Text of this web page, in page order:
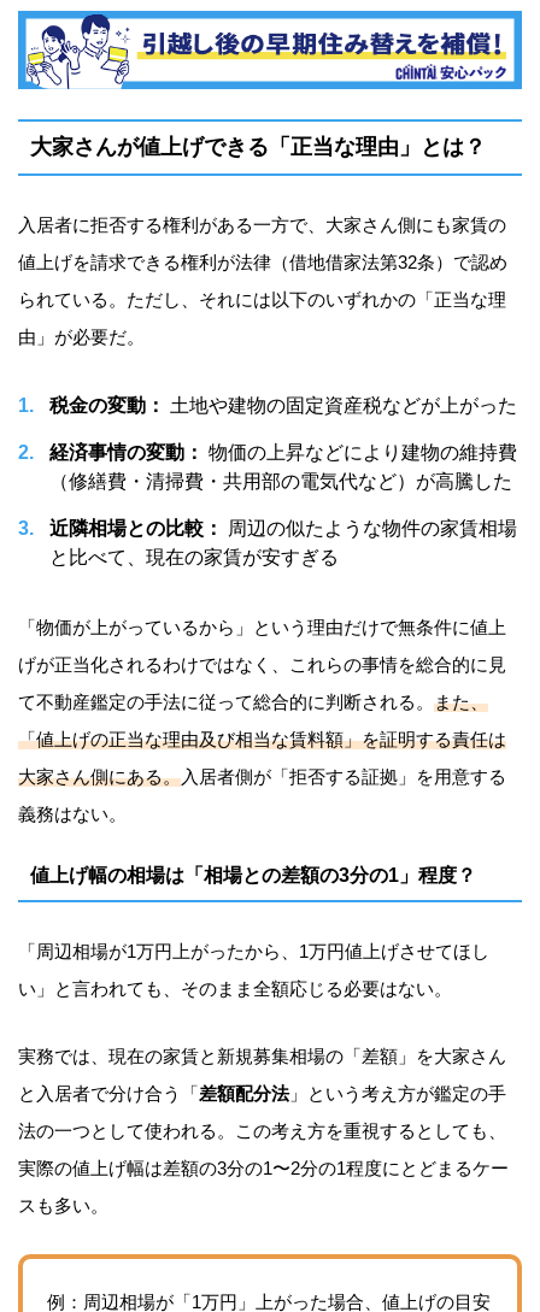
大家さんが値上げできる「正当な理由」とは？
入居者に拒否する権利がある一方で、大家さん側にも家賃の
値上げを請求できる権利が法律（借地借家法第32条）で認め
られている。ただし、それには以下のいずれかの「正当な理
由」が必要だ。
税金の変動： 土地や建物の固定資産税などが上がった
経済事情の変動： 物価の上昇などにより建物の維持費
（修繕費・清掃費・共用部の電気代など）が高騰した
近隣相場との比較：
周辺の似たような物件の家賃相場
と比べて、現在の家賃が安すぎる
「物価が上がっているから」という理由だけで無条件に値上
げが正当化されるわけではなく、これらの事情を総合的に見
て不動産鑑定の手法に従って総合的に判断される。 また、
「値上げの正当な理由及び相当な賃料額」を証明する責任は
大家さん側にある。入居者側が「拒否する証拠」を用意する
義務はない。
値上げ幅の相場は「相場との差額の3分の1」程度？
「周辺相場が1万円上がったから、1万円値上げさせてほし
い」と言われても、そのまま全額応じる必要はない。
実務では、現在の家賃と新規募集相場の「差額」を大家さん
と入居者で分け合う「差額配分法」という考え方が鑑定の手
法の一つとして使われる。この考え方を重視するとしても、
実際の値上げ幅は差額の3分の1〜2分の1程度にとどまるケー
スも多い。
例：周辺相場が「1万円」上がった場合、値上げの目安